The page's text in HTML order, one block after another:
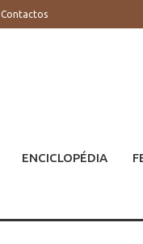
Contactos
ENCICLOPÉDIA